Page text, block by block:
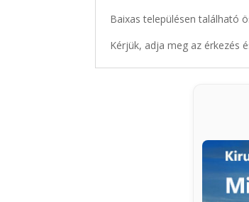
Baixas településen található
Kérjük, adja meg az érkezés